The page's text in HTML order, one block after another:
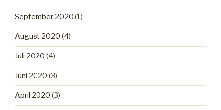
September 2020 (1)
August 2020 (4)
Juli 2020 (4)
Juni 2020 (3)
April 2020 (3)